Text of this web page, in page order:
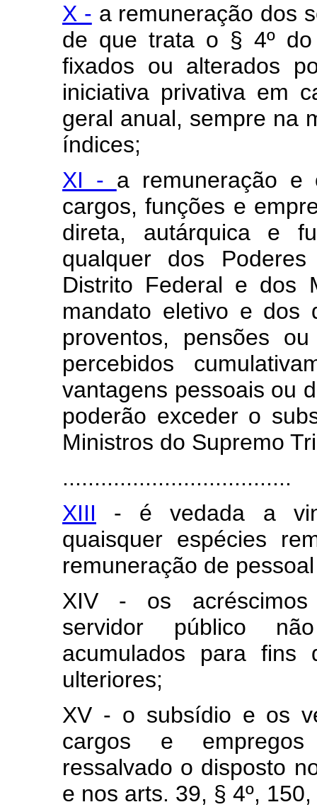
X - a remuneração dos
de que trata o § 4º
fixados ou alterados
iniciativa privativa em
geral anual, sempre na
índices;
XI - a remuneração e
cargos, funções e
direta, autárquica e
qualquer dos
Distrito Federal e dos
mandato eletivo e dos
proventos, pensões
percebidos
vantagens pessoais ou
poderão exceder o
Ministros do Supremo
....................................
XIII - é vedada a
quaisquer espécies
remuneração de
XIV - os acréscimos
servidor público
acumulados para fins
ulteriores;
XV - o subsídio e os
cargos e
ressalvado o disposto
e nos arts. 39, § 4º,